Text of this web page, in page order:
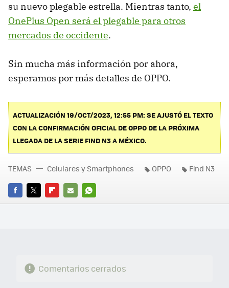
su nuevo plegable estrella. Mientras tanto, el
OnePlus Open será el plegable para otros
mercados de occidente.
Sin mucha más información por ahora,
esperamos por más detalles de OPPO.
ACTUALIZACIÓN 19/OCT/2023, 12:55 PM: SE AJUSTÓ EL TEXTO
CON LA CONFIRMACIÓN OFICIAL DE OPPO DE LA PRÓXIMA
LLEGADA DE LA SERIE FIND N3 A MÉXICO.
FACEBOOK
TWITTERFLIPBOARD
E-
WHATSAPP
TEMAS Celulares y Smartphones OPPO Find N3
Comentarios cerrados